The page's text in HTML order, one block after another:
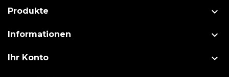
Produkte 
Informationen 
Ihr Konto 